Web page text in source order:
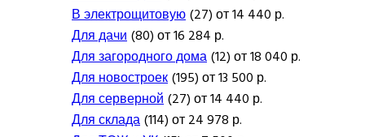
В электрощитовую(27) от 14 440 р.
Для дачи(80) от 16 284 р.
Для загородного дома(12) от 18 040 р.
Для новостроек(195) от 13 500 р.
Для серверной(27) от 14 440 р.
Для склада(114) от 24 978 р.